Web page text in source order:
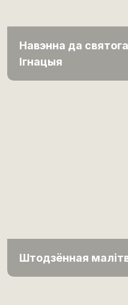
Навэнна да святога
Ігнацыя
Штодзённая